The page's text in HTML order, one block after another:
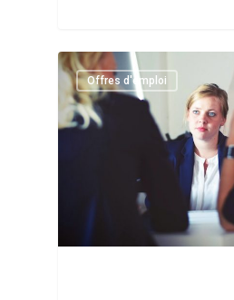
Offres d'emploi